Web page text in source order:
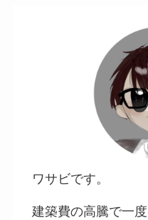
ワサビです。
建築費の高騰で一